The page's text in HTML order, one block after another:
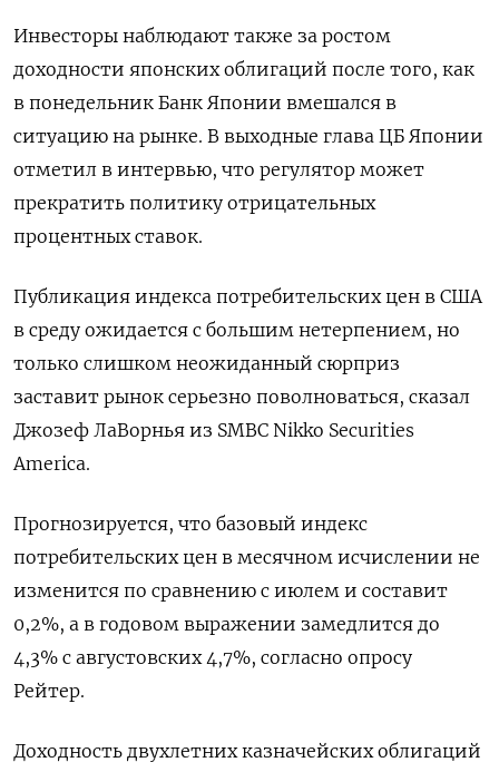
Инвесторы наблюдают также за ростом
доходности японских облигаций после того, как
в понедельник Банк Японии вмешался в
ситуацию на рынке. В выходные глава ЦБ Японии
отметил в интервью, что регулятор может
прекратить политику отрицательных
процентных ставок.
Публикация индекса потребительских цен в США
в среду ожидается с большим нетерпением, но
только слишком неожиданный сюрприз
заставит рынок серьезно поволноваться, сказал
Джозеф ЛаВорнья из SMBC Nikko Securities
America.
Прогнозируется, что базовый индекс
потребительских цен в месячном исчислении не
изменится по сравнению с июлем и составит
0,2%, а в годовом выражении замедлится до
4,3% с августовских 4,7%, согласно опросу
Рейтер.
Доходность двухлетних казначейских облигаций